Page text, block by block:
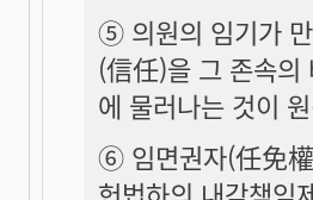
⑤ 의원의 임기가
(信任)을 그 존속의
에 물러나는 것이
⑥ 임면권자(任免